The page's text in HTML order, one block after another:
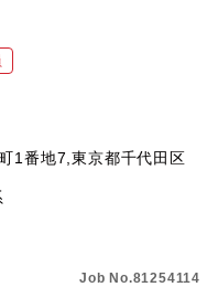
1番地7,東京都千代田区
Job No.81254114